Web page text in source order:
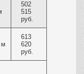
502
515
руб.
м
613
620
руб.